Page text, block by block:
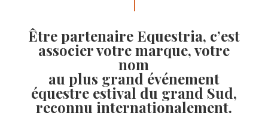
Être partenaire Equestria, c’est
associer votre marque, votre
nom
au plus grand événement
équestre estival du grand Sud,
reconnu internationalement.